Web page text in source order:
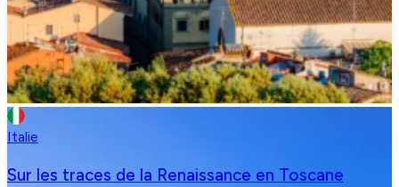
Italie
Sur les traces de la Renaissance en Toscane